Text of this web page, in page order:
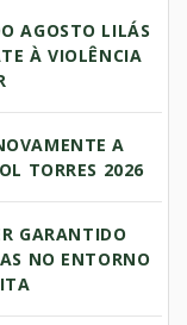
AGOSTO LILÁS
À VIOLÊNCIA
A
TORRES 2026
GARANTIDO
NO ENTORNO